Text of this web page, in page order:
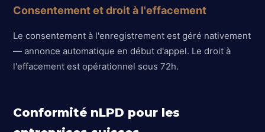
Consentement et droit à l'effacement
Le consentement à l'enregistrement est géré nativement
— annonce automatique en début d'appel. Le droit à
l'effacement est opérationnel sous 72h.
Conformité nLPD pour les